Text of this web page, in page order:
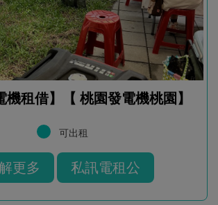
機租借】【 桃園發電機桃園】
可出租
更多 私訊電租公